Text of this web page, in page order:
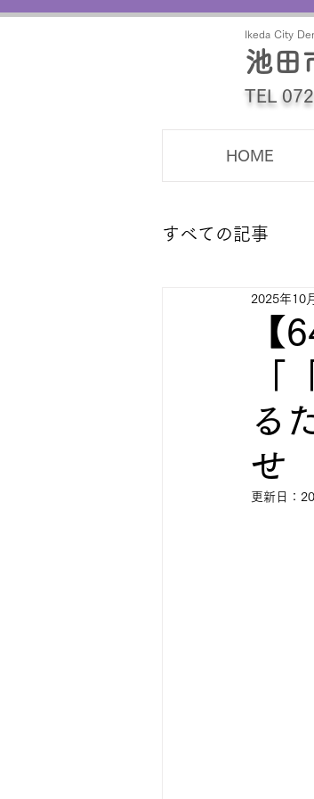
Ikeda City
池田
TEL
HOME
すべての記事
【
「
る
せ
2025年10
更新日：